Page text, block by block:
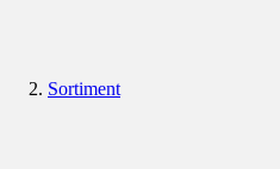
Sortiment